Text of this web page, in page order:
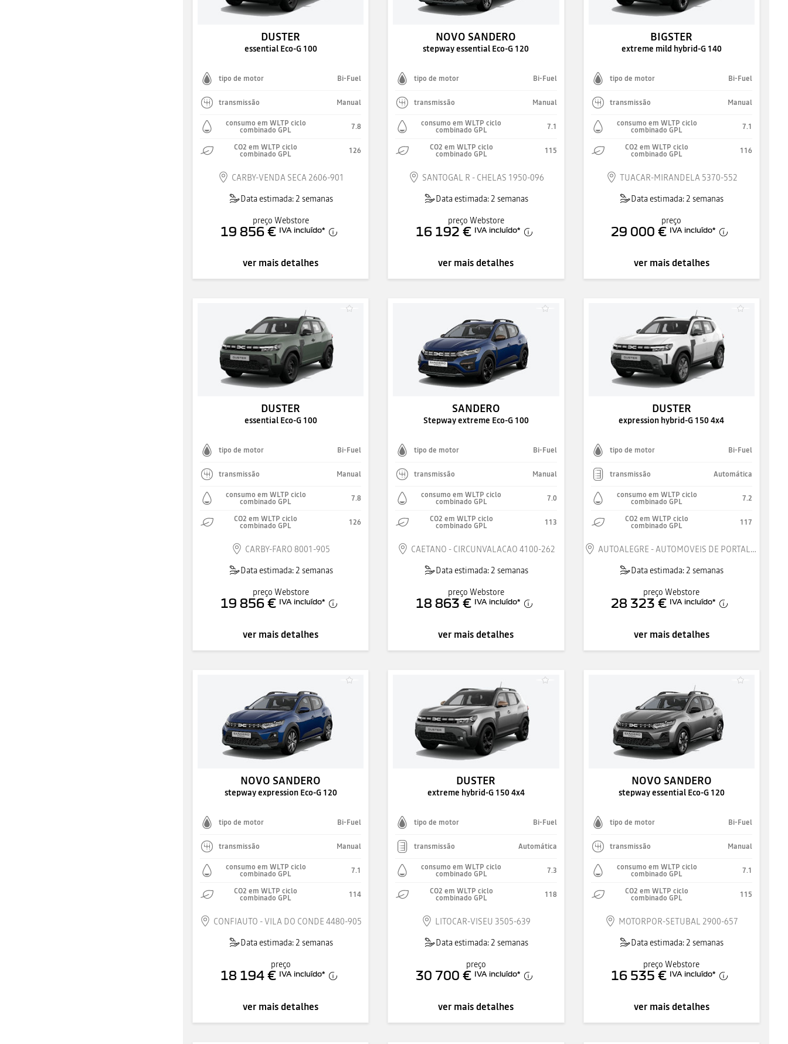
DUSTER
essential Eco-G 100
tipo de motor Bi-Fuel
transmissão Manual
consumo em WLTP ciclo
combinado GPL 7.8
CO2 em WLTP ciclo
combinado GPL 126
CARBY-VENDA SECA 2606-901
Data estimada: 2 semanas
preço Webstore
19 856 € IVA incluído*
ver mais detalhes
NOVO SANDERO
stepway essential Eco-G 120
tipo de motor Bi-Fuel
transmissão Manual
consumo em WLTP ciclo
combinado GPL 7.1
CO2 em WLTP ciclo
combinado GPL 115
SANTOGAL R - CHELAS 1950-096
Data estimada: 2 semanas
preço Webstore
16 192 € IVA incluído*
ver mais detalhes
BIGSTER
extreme mild hybrid-G 140
tipo de motor Bi-Fuel
transmissão Manual
consumo em WLTP ciclo
combinado GPL 7.1
CO2 em WLTP ciclo
combinado GPL 116
TUACAR-MIRANDELA 5370-552
Data estimada: 2 semanas
preço
29 000 € IVA incluído*
ver mais detalhes
DUSTER
essential Eco-G 100
tipo de motor Bi-Fuel
transmissão Manual
consumo em WLTP ciclo
combinado GPL 7.8
CO2 em WLTP ciclo
combinado GPL 126
CARBY-FARO 8001-905
Data estimada: 2 semanas
preço Webstore
19 856 € IVA incluído*
ver mais detalhes
SANDERO
Stepway extreme Eco-G 100
tipo de motor Bi-Fuel
transmissão Manual
consumo em WLTP ciclo
combinado GPL 7.0
CO2 em WLTP ciclo
combinado GPL 113
CAETANO - CIRCUNVALACAO 4100-262
Data estimada: 2 semanas
preço Webstore
18 863 € IVA incluído*
ver mais detalhes
DUSTER
expression hybrid-G 150 4x4
tipo de motor Bi-Fuel
transmissão Automática
consumo em WLTP ciclo
combinado GPL 7.2
CO2 em WLTP ciclo
combinado GPL 117
AUTOALEGRE - AUTOMOVEIS DE PORTALEGRE SA 7300-051
Data estimada: 2 semanas
preço Webstore
28 323 € IVA incluído*
ver mais detalhes
NOVO SANDERO
stepway expression Eco-G 120
tipo de motor Bi-Fuel
transmissão Manual
consumo em WLTP ciclo
combinado GPL 7.1
CO2 em WLTP ciclo
combinado GPL 114
CONFIAUTO - VILA DO CONDE 4480-905
Data estimada: 2 semanas
preço
18 194 € IVA incluído*
ver mais detalhes
DUSTER
extreme hybrid-G 150 4x4
tipo de motor Bi-Fuel
transmissão Automática
consumo em WLTP ciclo
combinado GPL 7.3
CO2 em WLTP ciclo
combinado GPL 118
LITOCAR-VISEU 3505-639
Data estimada: 2 semanas
preço
30 700 € IVA incluído*
ver mais detalhes
NOVO SANDERO
stepway essential Eco-G 120
tipo de motor Bi-Fuel
transmissão Manual
consumo em WLTP ciclo
combinado GPL 7.1
CO2 em WLTP ciclo
combinado GPL 115
MOTORPOR-SETUBAL 2900-657
Data estimada: 2 semanas
preço Webstore
16 535 € IVA incluído*
ver mais detalhes